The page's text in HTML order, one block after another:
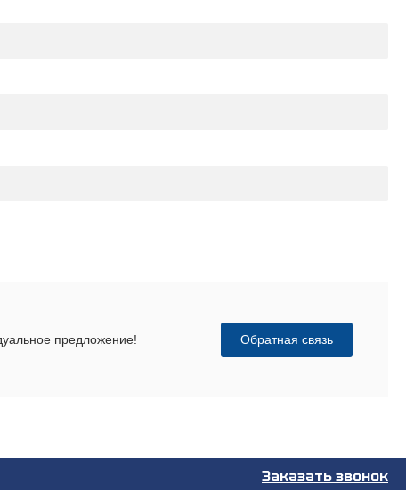
предложение! Обратная связь
Заказать звонок